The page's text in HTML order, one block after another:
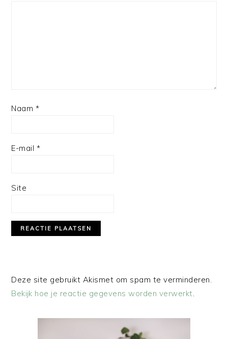
Naam *
E-mail *
Site
Deze site gebruikt Akismet om spam te verminderen.
Bekijk hoe je reactie gegevens worden verwerkt.